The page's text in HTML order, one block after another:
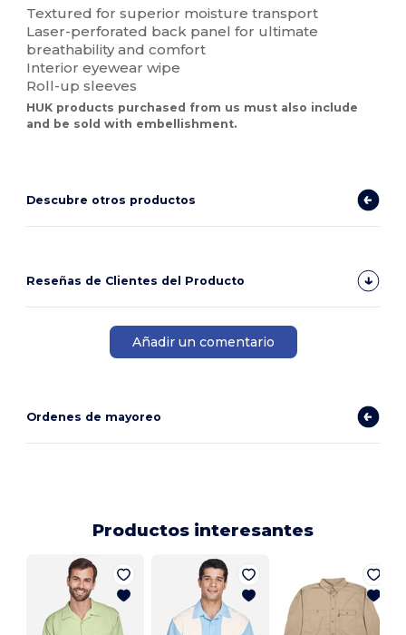
Textured for superior moisture transport
Laser-perforated back panel for ultimate
breathability and comfort
Interior eyewear wipe
Roll-up sleeves
HUK products purchased from us must also include
and be sold with embellishment.
Descubre otros productos
Reseñas de Clientes del Producto
Añadir un comentario
Ordenes de mayoreo
Productos interesantes